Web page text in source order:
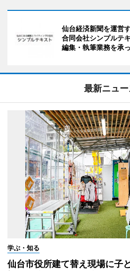
仙台経済新聞を運営
合同会社シンプルテ
編集・執筆業務を承
最新ニュー
学ぶ・知る
仙台市役所建て替え現場に子